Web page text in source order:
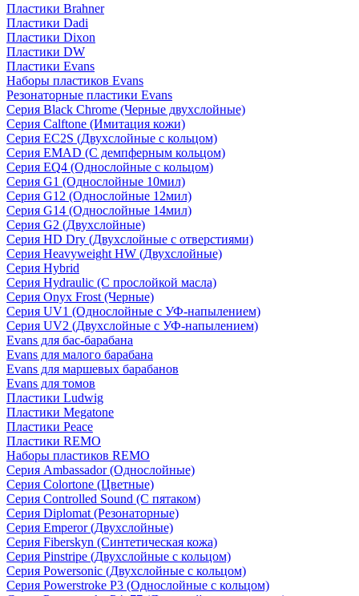
Пластики Brahner
Пластики Dadi
Пластики Dixon
Пластики DW
Пластики Evans
Наборы пластиков Evans
Резонаторные пластики Evans
Серия Black Chrome (Черные двухслойные)
Серия Calftone (Имитация кожи)
Серия EC2S (Двухслойные с кольцом)
Серия EMAD (С демпферным кольцом)
Серия EQ4 (Однослойные с кольцом)
Серия G1 (Однослойные 10мил)
Серия G12 (Однослойные 12мил)
Серия G14 (Однослойные 14мил)
Серия G2 (Двухслойные)
Серия HD Dry (Двухслойные с отверстиями)
Серия Heavyweight HW (Двухслойные)
Серия Hybrid
Серия Hydraulic (С прослойкой масла)
Серия Onyx Frost (Черные)
Серия UV1 (Однослойные с УФ-напылением)
Серия UV2 (Двухслойные с УФ-напылением)
Evans для бас-барабана
Evans для малого барабана
Evans для маршевых барабанов
Evans для томов
Пластики Ludwig
Пластики Megatone
Пластики Peace
Пластики REMO
Наборы пластиков REMO
Серия Ambassador (Однослойные)
Серия Colortone (Цветные)
Серия Controlled Sound (С пятаком)
Серия Diplomat (Резонаторные)
Серия Emperor (Двухслойные)
Серия Fiberskyn (Синтетическая кожа)
Серия Pinstripe (Двухслойные с кольцом)
Серия Powersonic (Двухслойные с кольцом)
Серия Powerstroke P3 (Однослойные с кольцом)